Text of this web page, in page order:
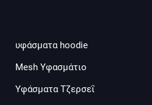
υφάσματα hoodie
Mesh Υφασμάτιο
Υφάσματα Τζερσεΐ